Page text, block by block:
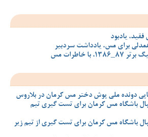
تیم زیر